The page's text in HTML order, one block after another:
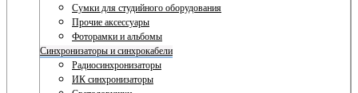
Сумки для студийного оборудования
Прочие аксессуары
Фоторамки и альбомы
Синхронизаторы и синхрокабели
Радиосинхронизаторы
ИК синхронизаторы